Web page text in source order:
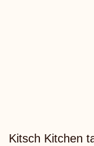
Kitsch Kitchen